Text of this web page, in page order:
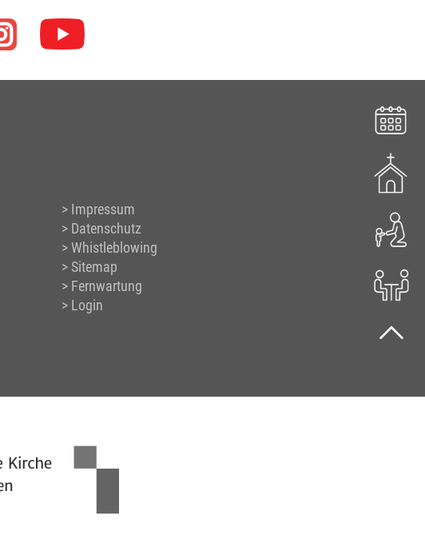
Impressum
Datenschutz
Whistleblowing
Sitemap
Fernwartung
Login